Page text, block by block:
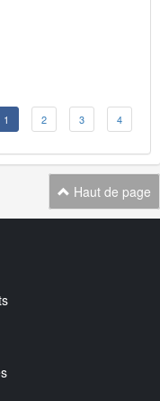
1 2 3 4
Haut de page